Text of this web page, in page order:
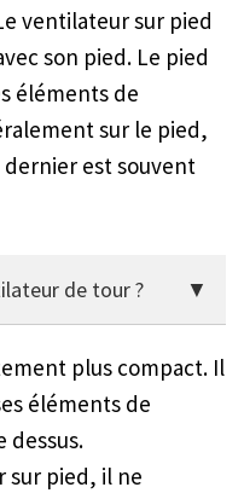
ventilateur sur pied
son pied. Le pied
éléments de
sur le pied,
dernier est souvent
de tour ?
plus compact. Il
éléments de
dessus.
sur pied, il ne